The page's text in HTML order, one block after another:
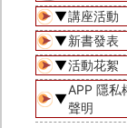
▼講座活動
▼新書發表
▼活動花絮
▼
APP 隱私
聲明